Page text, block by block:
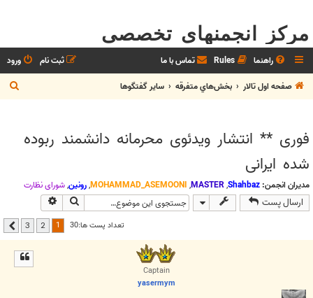
مرکز انجمنهای تخصصی
راهنما Rules تماس با ما ورود
ثبت نام
صفحه اول تالار
بخش‌‌هاي متفرقه ساير گفتگوها
ج
س
فوری ** انتشار ویدئوی محرمانه دانشمند ربوده
شده ایرانی
مدیران انجمن: Shahbaz
,
MASTER
,
MOHAMMAD_ASEMOONI
,رونین,شوراي نظارت
ارسال پست جستجو
تعداد پست ها:30 2
3 بعدی
Captain
yasermym